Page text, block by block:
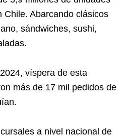
Chile. Abarcando clásicos
sándwiches, sushi,
víspera de esta
más de 17 mil pedidos de
a nivel nacional de